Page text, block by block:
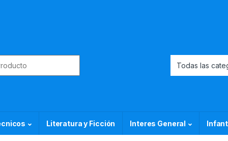
Literatura y Ficción Interes General